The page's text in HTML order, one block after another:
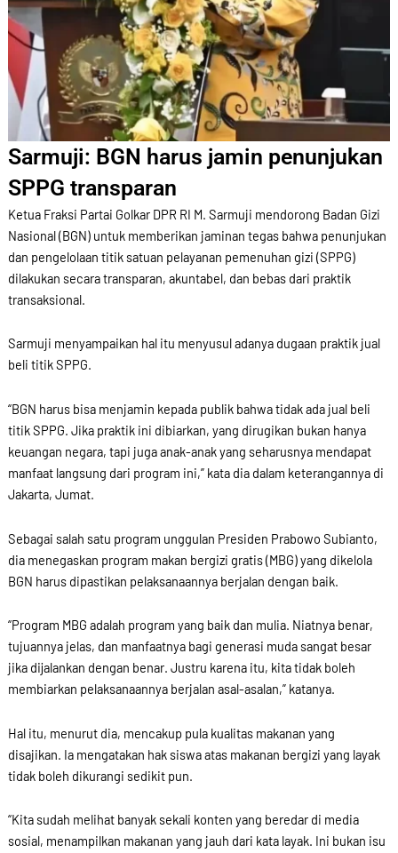
Sarmuji: BGN harus jamin penunjukan
SPPG transparan
Ketua Fraksi Partai Golkar DPR RI M. Sarmuji mendorong Badan Gizi
Nasional (BGN) untuk memberikan jaminan tegas bahwa penunjukan
dan pengelolaan titik satuan pelayanan pemenuhan gizi (SPPG)
dilakukan secara transparan, akuntabel, dan bebas dari praktik
transaksional.
Sarmuji menyampaikan hal itu menyusul adanya dugaan praktik jual
beli titik SPPG.
“BGN harus bisa menjamin kepada publik bahwa tidak ada jual beli
titik SPPG. Jika praktik ini dibiarkan, yang dirugikan bukan hanya
keuangan negara, tapi juga anak-anak yang seharusnya mendapat
manfaat langsung dari program ini,” kata dia dalam keterangannya di
Jakarta, Jumat.
Sebagai salah satu program unggulan Presiden Prabowo Subianto,
dia menegaskan program makan bergizi gratis (MBG) yang dikelola
BGN harus dipastikan pelaksanaannya berjalan dengan baik.
“Program MBG adalah program yang baik dan mulia. Niatnya benar,
tujuannya jelas, dan manfaatnya bagi generasi muda sangat besar
jika dijalankan dengan benar. Justru karena itu, kita tidak boleh
membiarkan pelaksanaannya berjalan asal-asalan,” katanya.
Hal itu, menurut dia, mencakup pula kualitas makanan yang
disajikan. Ia mengatakan hak siswa atas makanan bergizi yang layak
tidak boleh dikurangi sedikit pun.
“Kita sudah melihat banyak sekali konten yang beredar di media
sosial, menampilkan makanan yang jauh dari kata layak. Ini bukan isu